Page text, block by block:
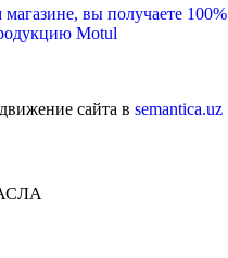
вы получаете 100%
Motul
сайта в semantica.uz